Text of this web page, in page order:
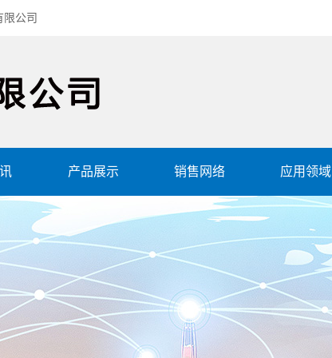
公司
产品展示 销售网络 应用领域